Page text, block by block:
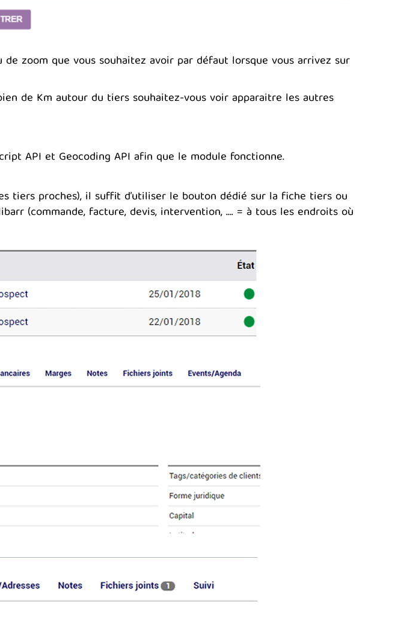
zoom que vous souhaitez avoir par défaut lorsque vous arrivez sur
de Km autour du tiers souhaitez-vous voir apparaitre les autres
API et Geocoding API afin que le module fonctionne.
tiers proches), il suffit d’utiliser le bouton dédié sur la fiche tiers ou
(commande, facture, devis, intervention, …. = à tous les endroits où